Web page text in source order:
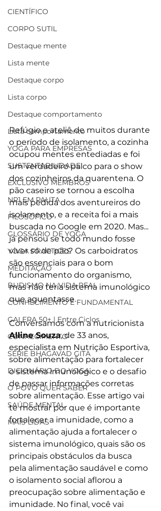
CIENTÍFICO
CORPO SUTIL
Destaque mente
Lista mente
Destaque corpo
Lista corpo
Destaque comportamento
Lista comportamento
YOGA PARA EMPRESAS
SUSTENTABILIDADE
EXCLUSIVO MEMBROS
NR1 EM PAUTA
FILOSÓFICO
GLOSSÁRIO DE YOGA
YOGA PRACTICES
MEDITAÇÃO
BUDISMO NA VIDA REAL
CONHECIMENTO É FUNDAMENTAL
GALERA 50+ | Entre Ciclos
CONHECIMENTO
SÉRIE BHAGAVAD GITA
DICIONÁRIO DO YOGA
O POVO QUER SABER
SAÚDE MENTAL
MAIS LIDAS
Refúgio e ateliê de muitos durante
o período de isolamento, a cozinha
ocupou mentes entediadas e foi
um verdadeiro palco para o show
dos cozinheiros da quarentena. O
pão caseiro se tornou a escolha
mais pedida dos aventureiros do
isolamento, e a receita foi a mais
buscada no Google em 2020. Mas...
já pensou se todo mundo fosse
viver só de pão? Os carboidratos
são essenciais para o bom
funcionamento do organismo,
mas não teria sistema imunológico
que aguentasse.
Conversamos com a nutricionista
Alline Souza, de 33 anos,
especialista em Nutrição Esportiva,
sobre alimentação para fortalecer
o sistema imunológico e o desafio
de passar informações corretas
sobre alimentação. Esse artigo vai
te mostrar por que é importante
fortalecer a imunidade, como a
alimentação ajuda a fortalecer o
sistema imunológico, quais são os
principais obstáculos da busca
pela alimentação saudável e como
o isolamento social aflorou a
preocupação sobre alimentação e
imunidade. No final, você vai